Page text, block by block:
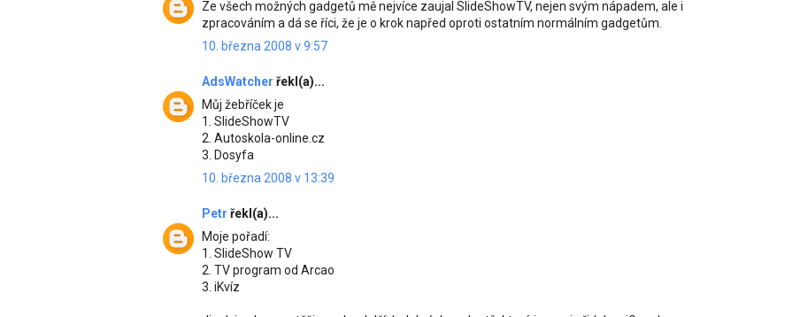
Ze všech možných gadgetů mě nejvíce zaujal SlideShowTV, nejen svým nápadem, ale i
zpracováním a dá se říci, že je o krok napřed oproti ostatním normálním gadgetům.
10. března 2008 v 9:57
AdsWatcher řekl(a)...
Můj žebříček je
1. SlideShowTV
2. Autoskola-online.cz
3. Dosyfa
10. března 2008 v 13:39
Petr řekl(a)...
Moje pořadí:
1. SlideShow TV
2. TV program od Arcao
3. iKvíz